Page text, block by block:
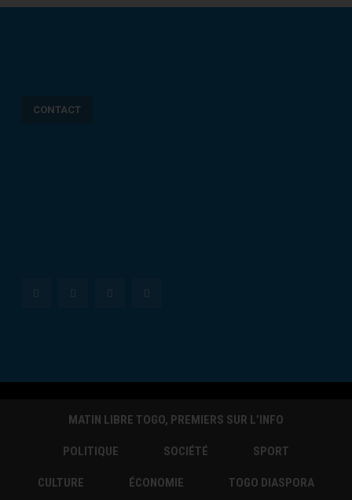
CONTACT
MATIN LIBRE TOGO, PREMIERS SUR L’INFO
POLITIQUE SOCIÉTÉ SPORT
CULTURE ÉCONOMIE TOGO DIASPORA